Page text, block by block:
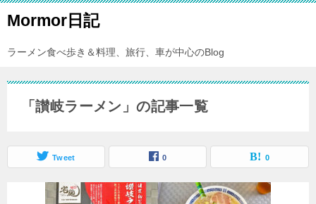
Mormor日記
ラーメン食べ歩き＆料理、旅行、車が中心のBlog
「讃岐ラーメン」の記事一覧
Tweet 0 0